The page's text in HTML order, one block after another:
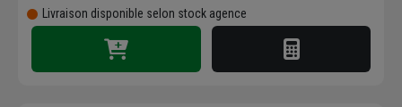
Livraison disponible selon stock agence